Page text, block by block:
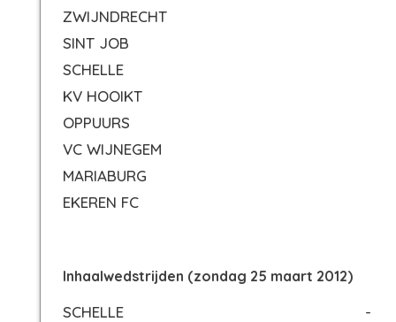
ZWIJNDRECHT
SINT JOB
SCHELLE
KV HOOIKT
OPPUURS
VC WIJNEGEM
MARIABURG
EKEREN FC
Inhaalwedstrijden (zondag 25 maart 2012)
SCHELLE -